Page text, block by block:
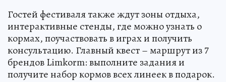
Гостей фестиваля также ждут зоны отдыха,
интерактивные стенды, где можно узнать о
кормах, поучаствовать в играх и получить
консультацию. Главный квест – маршрут из 7
брендов Limkorm: выполните задания и
получите набор кормов всех линеек в подарок.